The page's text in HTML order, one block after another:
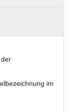
im